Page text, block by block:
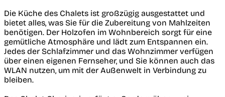
Die Küche des Chalets ist großzügig ausgestattet und
bietet alles, was Sie für die Zubereitung von Mahlzeiten
benötigen. Der Holzofen im Wohnbereich sorgt für eine
gemütliche Atmosphäre und lädt zum Entspannen ein.
Jedes der Schlafzimmer und das Wohnzimmer verfügen
über einen eigenen Fernseher, und Sie können auch das
WLAN nutzen, um mit der Außenwelt in Verbindung zu
bleiben.